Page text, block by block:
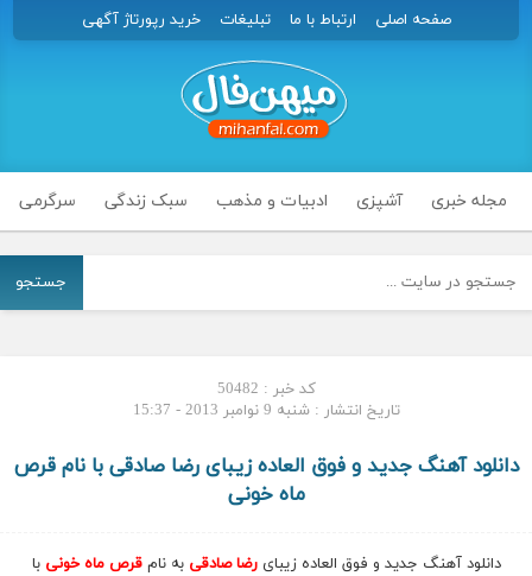
صفحه اصلی ارتباط با ما تبلیغات خرید رپورتاژ آگهی
مجله خبری آشپزی ادبیات و مذهب سبک زندگی سرگرمی
جستجو
کد خبر : 50482
تاریخ انتشار : شنبه 9 نوامبر 2013 - 15:37
دانلود آهنگ جدید و فوق العاده زیبای رضا صادقی با نام قرص
ماه خونی
دانلود آهنگ جدید و فوق العاده زیبایرضا صادقی به نامقرص ماه خونی با